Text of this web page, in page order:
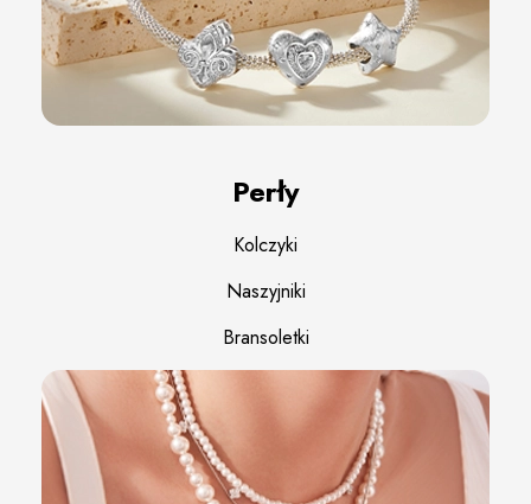
Perły
Kolczyki
Naszyjniki
Bransoletki